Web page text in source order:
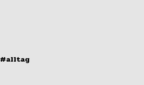
#alltag